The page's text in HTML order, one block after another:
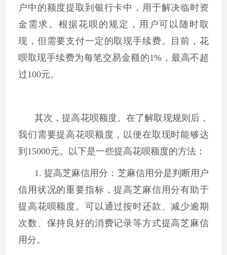
户中的额度提取到银行卡中，用于解决临时资
金需求。根据花呗的规定，用户可以随时取
现，但需要支付一定的取现手续费。目前，花
呗取现手续费为每笔交易金额的1%，最高不超
过100元。
其次，提高花呗额度。在了解取现规则后，
我们需要提高花呗额度，以便在取现时能够达
到15000元。以下是一些提高花呗额度的方法：
1. 提高芝麻信用分：芝麻信用分是判断用户
信用状况的重要指标，提高芝麻信用分有助于
提高花呗额度。可以通过按时还款、减少逾期
次数、保持良好的消费记录等方式提高芝麻信
用分。